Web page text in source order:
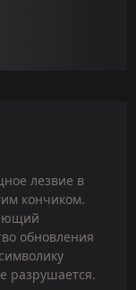
лезвие в
кончиком.
обновления
разрушается.